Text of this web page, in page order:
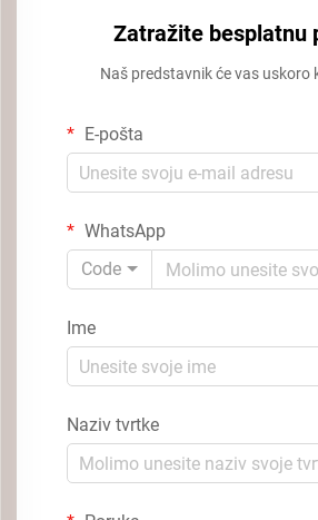
Zatražite besplatnu
Naš predstavnik će vas uskoro
E-pošta
WhatsApp
Code
Ime
Naziv tvrtke